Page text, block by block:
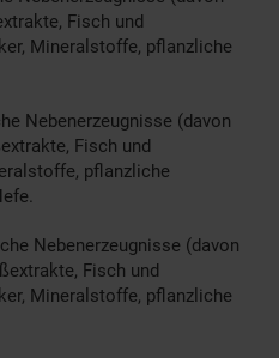
Fisch und
Mineralstoffe, pflanzliche
Nebenerzeugnisse (davon
Fisch und
pflanzliche
Nebenerzeugnisse (davon
Fisch und
Mineralstoffe, pflanzliche